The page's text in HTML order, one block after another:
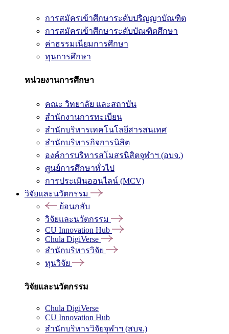
การสมัครเข้าศึกษาระดับปริญญาบัณฑิต
การสมัครเข้าศึกษาระดับบัณฑิตศึกษา
ค่าธรรมเนียมการศึกษา
ทุนการศึกษา
หน่วยงานการศึกษา
คณะ วิทยาลัย และสถาบัน
สำนักงานการทะเบียน
สำนักบริหารเทคโนโลยีสารสนเทศ
สำนักบริหารกิจการนิสิต
องค์การบริหารสโมสรนิสิตจุฬาฯ (อบจ.)
ศูนย์การศึกษาทั่วไป
การประเมินออนไลน์ (MCV)
วิจัยและนวัตกรรม
ย้อนกลับ
วิจัยและนวัตกรรม
CU Innovation Hub
Chula DigiVerse
สำนักบริหารวิจัย
ทุนวิจัย
วิจัยและนวัตกรรม
Chula DigiVerse
CU Innovation Hub
สำนักบริหารวิจัยจุฬาฯ (สบจ.)